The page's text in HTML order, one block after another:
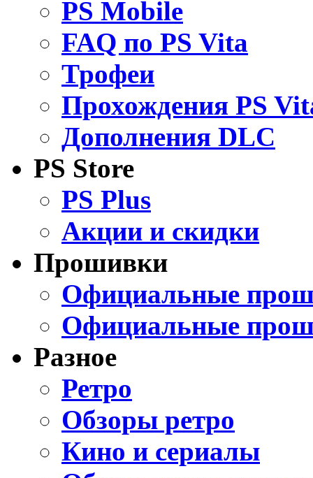
PS Mobile
FAQ по PS Vita
Трофеи
Прохождения PS
Дополнения DLC
PS Store
PS Plus
Акции и скидки
Прошивки
Официальные
Официальные
Разное
Ретро
Обзоры ретро
Кино и сериалы